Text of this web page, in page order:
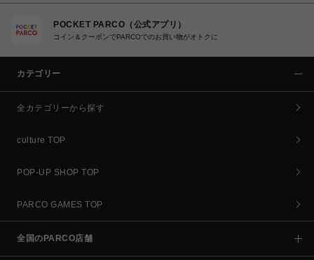
POCKET PARCO（公式アプリ）
コイン＆クーポンでPARCOでのお買い物がオトクに
カテゴリー
全カテゴリーから探す
culture TOP
POP-UP SHOP TOP
PARCO GAMES TOP
全国のPARCO店舗